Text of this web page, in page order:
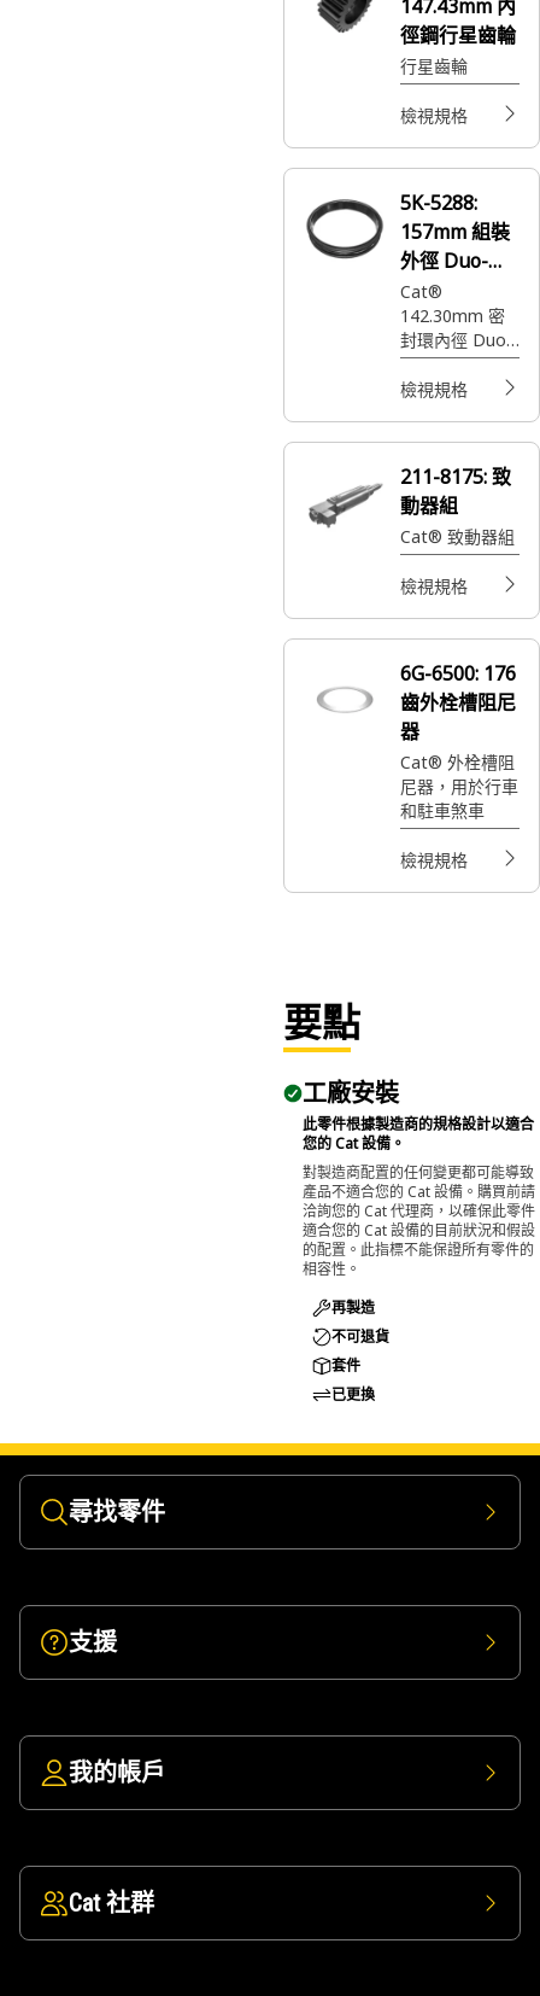
147.43mm 內
徑鋼行星齒輪
行星齒輪
檢視規格
5K-5288:
157mm 組裝
外徑 Duo-
Cone 密封件
Cat®
142.30mm 密
封環內徑 Duo-
Cone 密封件
檢視規格
211-8175:致
動器組
Cat® 致動器組
檢視規格
6G-6500: 176
齒外栓槽阻尼
器
Cat® 外栓槽阻
尼器，用於行車
和駐車煞車
檢視規格
要點
工廠安裝
此零件根據製造商的規格設計以適合
您的 Cat 設備。
對製造商配置的任何變更都可能導致
產品不適合您的 Cat 設備。購買前請
洽詢您的 Cat 代理商，以確保此零件
適合您的 Cat 設備的目前狀況和假設
的配置。此指標不能保證所有零件的
相容性。
再製造
不可退貨
套件
已更換
尋找零件
支援
我的帳戶
Cat 社群